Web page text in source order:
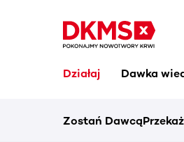
Działaj Dawka
Zostań Dawcą